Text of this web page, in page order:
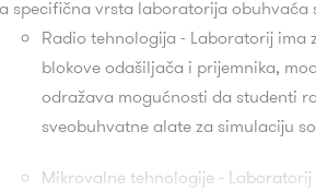
specifična vrsta laboratorija obuhvaća
Radio tehnologija - Laboratorij
blokove odašiljača i prijemnika,
odražava mogućnosti da studenti
sveobuhvatne alate za simulaciju
Mikrovalne tehnologije -